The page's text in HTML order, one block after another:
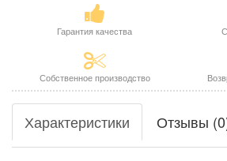
Гарантия качества
Собственное производство
Характеристики Отзывы